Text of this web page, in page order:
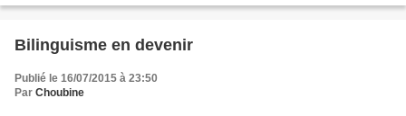
Bilinguisme en devenir
Publié le 16/07/2015 à 23:50
Par Choubine